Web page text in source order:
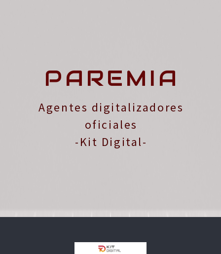
PAREMIA
Agentes digitalizadores
oficiales
-Kit Digital-